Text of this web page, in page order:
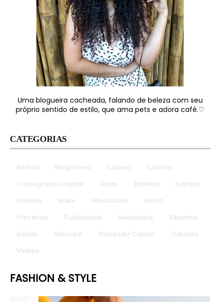
Uma blogueira cacheada, falando de beleza com seu
próprio sentido de estilo, que ama pets e adora café.♡
CATEGORIAS
Beleza Blogosfera Cabelo
Cachos
Cronograma Capilar
Dicas Estética
Eventos
Lifestyle
Make Meus Looks
Moda
Parceiros
Publicidade Recebidos
Resenha
Saúde
Skincare Transição Capilar
Tutoriais
Videos
FASHION & STYLE